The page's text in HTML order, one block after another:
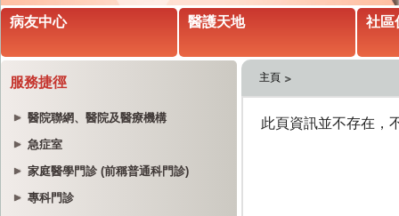
病友中心 醫護天地 社區
服務捷徑
醫院聯網、醫院及醫療機構
急症室
家庭醫學門診 (前稱普通科門診)
專科門診
主頁